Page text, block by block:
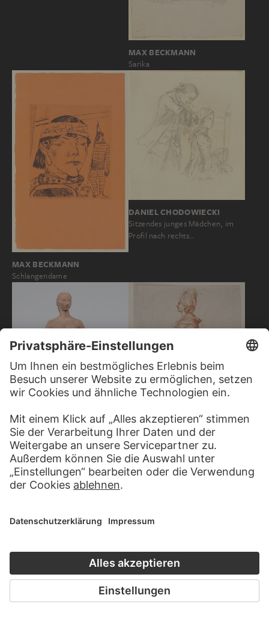
MAX BECKMANN
Sarika
MAX BECKMANN
Schlangendame
DANIEL CHODOWIECKI
Sitzendes junges Mädchen, im
Profil nach rechts…
HANS BERNT GEBHARDT
Stehende